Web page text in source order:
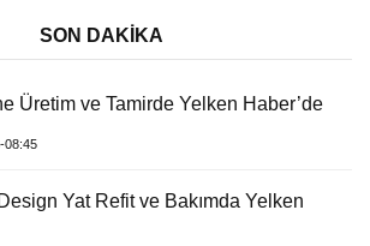
SON DAKİKA
Üretim ve Tamirde Yelken Haber’de
08:45
Yat Refit ve Bakımda Yelken